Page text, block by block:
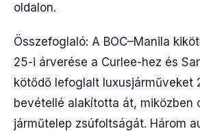
oldalon.
Összefoglaló: A BOC–Manila
25-i árverése a Curlee-hez és
kötődő lefoglalt luxusjárműveket
bevétellé alakította át, miközben
járműtelep zsúfoltságát. Három